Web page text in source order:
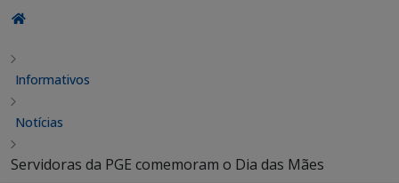
Informativos
Notícias
Servidoras da PGE comemoram o Dia das Mães